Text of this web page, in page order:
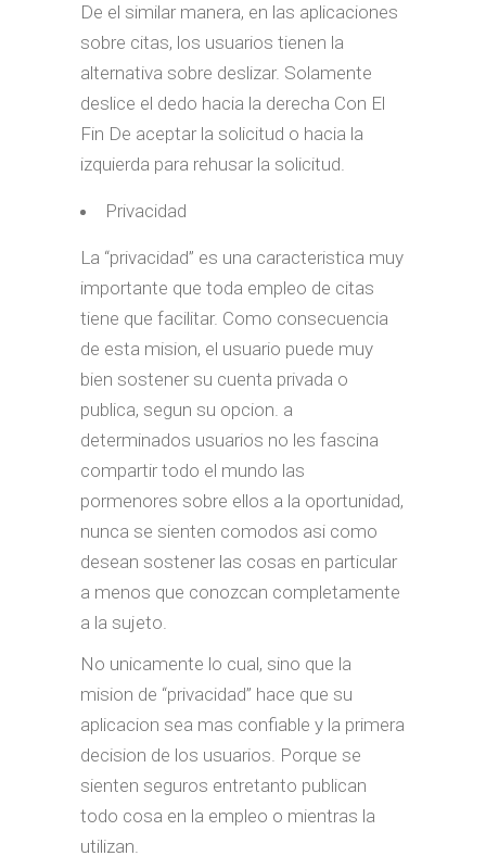
De el similar manera, en las aplicaciones
sobre citas, los usuarios tienen la
alternativa sobre deslizar. Solamente
deslice el dedo hacia la derecha Con El
Fin De aceptar la solicitud o hacia la
izquierda para rehusar la solicitud.
Privacidad
La “privacidad” es una caracteristica muy
importante que toda empleo de citas
tiene que facilitar. Como consecuencia
de esta mision, el usuario puede muy
bien sostener su cuenta privada o
publica, segun su opcion. a
determinados usuarios no les fascina
compartir todo el mundo las
pormenores sobre ellos a la oportunidad,
nunca se sienten comodos asi­ como
desean sostener las cosas en particular
a menos que conozcan completamente
a la sujeto.
No unicamente lo cual, sino que la
mision de “privacidad” hace que su
aplicacion sea mas confiable y la primera
decision de los usuarios. Porque se
sienten seguros entretanto publican
todo cosa en la empleo o mientras la
utilizan.